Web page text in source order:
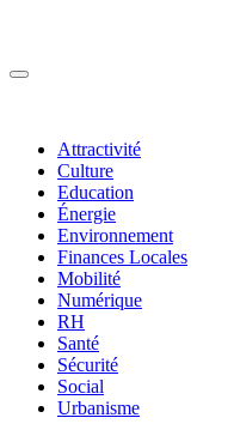
Attractivité
Culture
Education
Énergie
Environnement
Finances Locales
Mobilité
Numérique
RH
Santé
Sécurité
Social
Urbanisme